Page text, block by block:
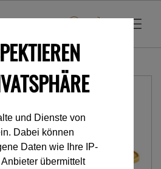
und Dienste von
Dabei können
Daten wie Ihre IP-
übermittelt